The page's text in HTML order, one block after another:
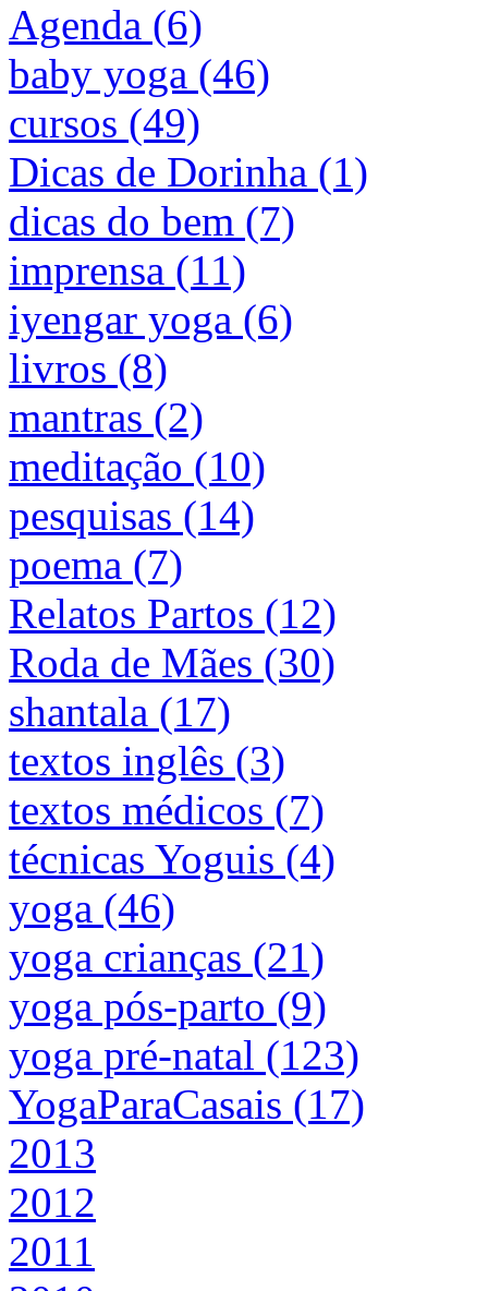
Agenda (6)
baby yoga (46)
cursos (49)
Dicas de Dorinha (1)
dicas do bem (7)
imprensa (11)
iyengar yoga (6)
livros (8)
mantras (2)
meditação (10)
pesquisas (14)
poema (7)
Relatos Partos (12)
Roda de Mães (30)
shantala (17)
textos inglês (3)
textos médicos (7)
técnicas Yoguis (4)
yoga (46)
yoga crianças (21)
yoga pós-parto (9)
yoga pré-natal (123)
YogaParaCasais (17)
2013
2012
2011